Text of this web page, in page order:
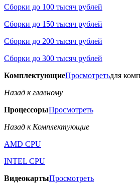
Сборки до 100 тысяч рублей
Сборки до 150 тысяч рублей
Сборки до 200 тысяч рублей
Сборки до 300 тысяч рублей
КомплектующиеПросмотретьдля
Назад к главному
ПроцессорыПросмотреть
Назад к Комплектующие
AMD CPU
INTEL CPU
ВидеокартыПросмотреть